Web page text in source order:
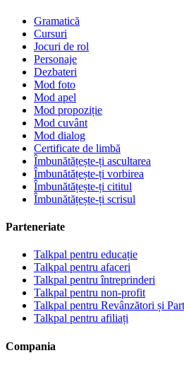
Gramatică
Cursuri
Jocuri de rol
Personaje
Dezbateri
Mod foto
Mod apel
Mod propoziție
Mod cuvânt
Mod dialog
Certificate de limbă
Îmbunătățește-ți ascultarea
Îmbunătățește-ți vorbirea
Îmbunătățește-ți cititul
Îmbunătățește-ți scrisul
Parteneriate
Talkpal pentru educație
Talkpal pentru afaceri
Talkpal pentru întreprinderi
Talkpal pentru non-profit
Talkpal pentru Revânzători și
Talkpal pentru afiliați
Compania